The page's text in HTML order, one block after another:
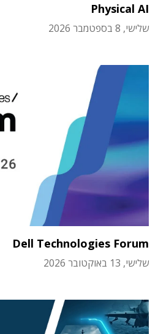
Physical AI
שלישי, 8 בספטמבר 2026
Dell Technologies Forum
שלישי, 13 באוקטובר 2026